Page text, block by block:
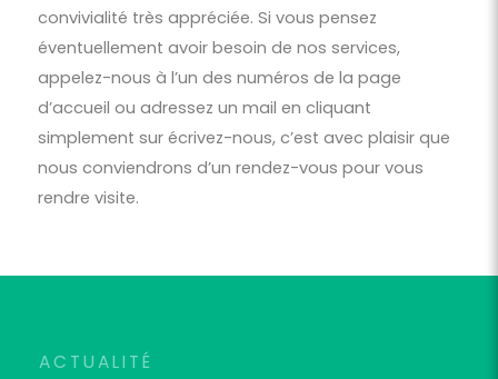
convivialité très appréciée. Si vous pensez
éventuellement avoir besoin de nos services,
appelez-nous à l’un des numéros de la page
d’accueil ou adressez un mail en cliquant
simplement sur écrivez-nous, c’est avec plaisir que
nous conviendrons d’un rendez-vous pour vous
rendre visite.
ACTUALITÉ